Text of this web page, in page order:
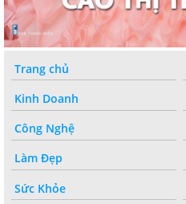
Trang chủ
Kinh Doanh
Công Nghệ
Làm Đẹp
Sức Khỏe